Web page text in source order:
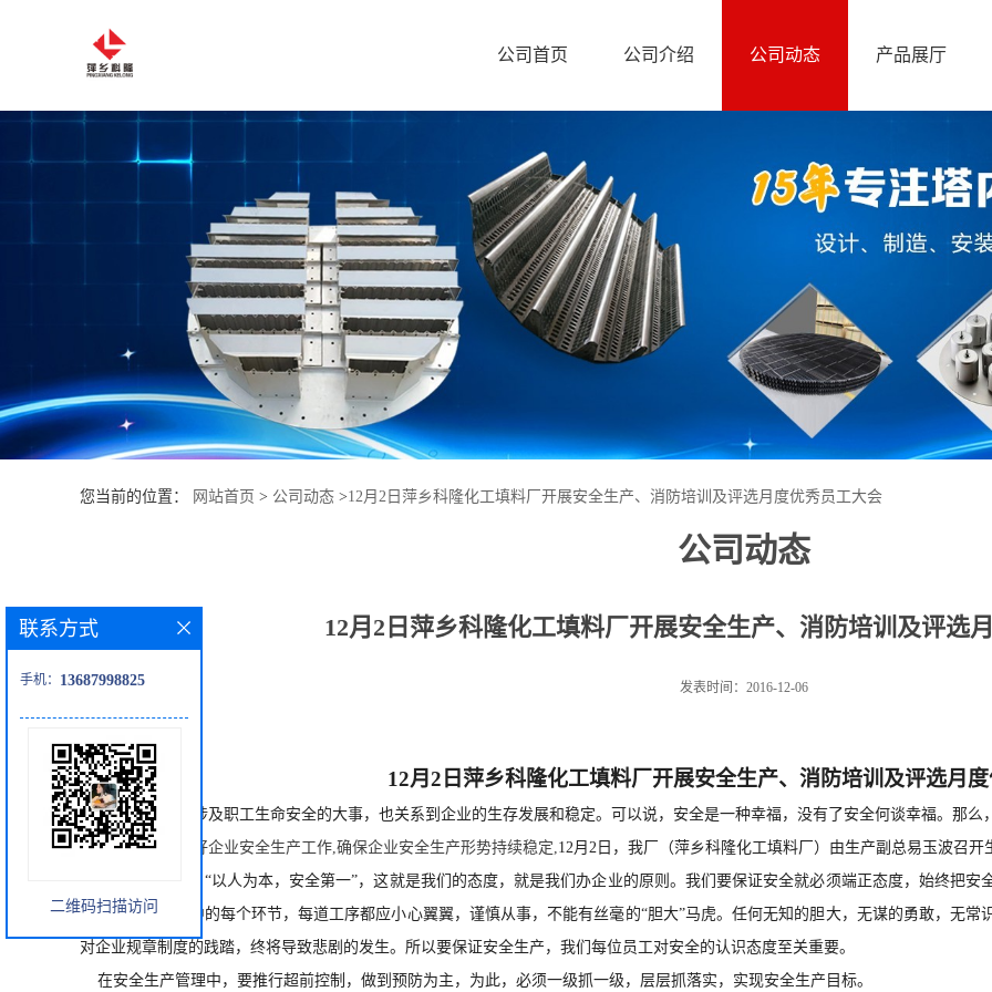
介
动
品
厅
公司首页 公司介绍 公司动态 产品展厅
您当前的位置： 网站首页 > 公司动态 >12月2日萍乡科隆化工填料厂开展安全生产、消防培训及评选月度优秀员工大会
公司动态
12月2日萍乡科隆化工填料厂开展安全生产、消防培训及评选
发表时间：2016-12-06
12月2日萍乡科隆化工填料厂开展安全生产、消防培训及评选月
安全生产是涉及职工生命安全的大事，也关系到企业的生存发展和稳定。可以说，安全是一种幸福，没有了安全何谈幸福。那么
为进一步做好企业安全生产工作,确保企业安全生产形势持续稳定,12月2日，我厂（萍乡科隆化工填料厂）由生产副总易玉波召开
“以人为本，安全第一”，这就是我们的态度，就是我们办企业的原则。我们要保证安全就必须端正态度，始终把
致的工作，生产中的每个环节，每道工序都应小心翼翼，谨慎从事，不能有丝毫的“胆大”马虎。任何无知的胆大，无谋的勇敢，无
对企业规章制度的践踏，终将导致悲剧的发生。所以要保证安全生产，我们每位员工对安全的认识态度至关重要。
在安全生产管理中，要推行超前控制，做到预防为主，为此，必须一级抓一级，层层抓落实，实现安全生产目标。
联系方式
手机： 13687998825
二维码扫描访问